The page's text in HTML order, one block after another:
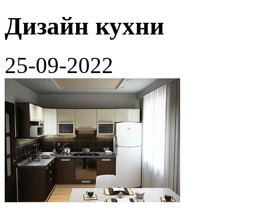
Дизайн кухни
25-09-2022